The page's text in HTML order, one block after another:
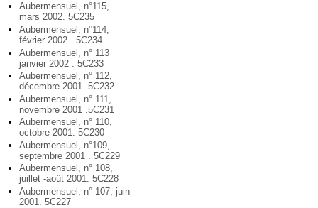
Aubermensuel, n°115,
mars 2002. 5C235
Aubermensuel, n°114,
février 2002 . 5C234
Aubermensuel, n° 113
janvier 2002 . 5C233
Aubermensuel, n° 112,
décembre 2001. 5C232
Aubermensuel, n° 111,
novembre 2001 .5C231
Aubermensuel, n° 110,
octobre 2001. 5C230
Aubermensuel, n°109,
septembre 2001 . 5C229
Aubermensuel, n° 108,
juillet -août 2001. 5C228
Aubermensuel, n° 107, juin
2001. 5C227